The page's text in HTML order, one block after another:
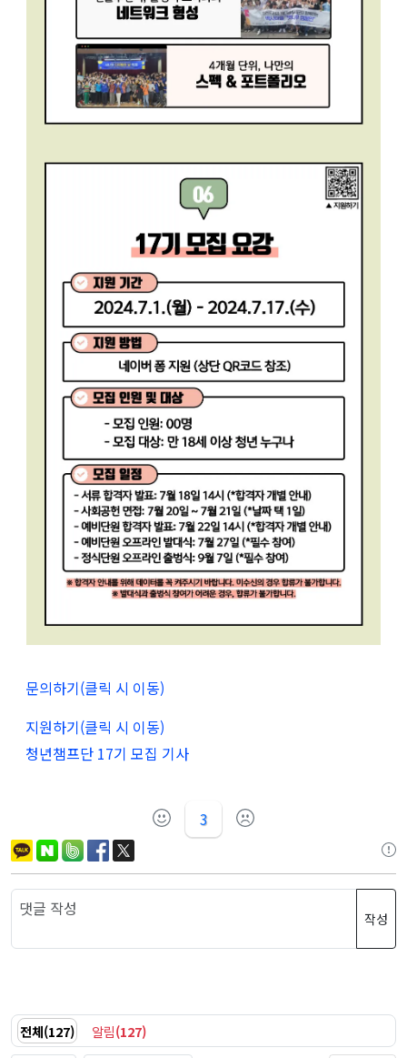
문의하기(클릭 시 이동)
지원하기(클릭 시 이동)
청년챔프단 17기 모집 기사
3
작성
전체(127) 알림(127)